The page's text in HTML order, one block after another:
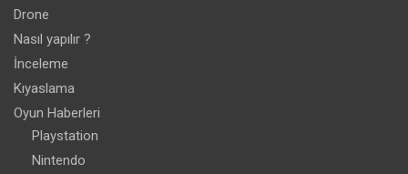
Drone
Nasıl yapılır ?
İnceleme
Kıyaslama
Oyun Haberleri
Playstation
Nintendo